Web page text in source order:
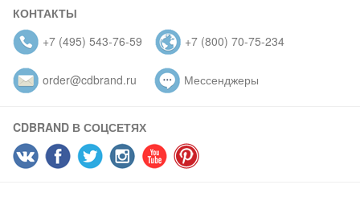
КОНТАКТЫ
+7 (495) 543-76-59
+7 (800) 70-75-234
order@cdbrand.ru Мессенджеры
CDBRAND В СОЦСЕТЯХ